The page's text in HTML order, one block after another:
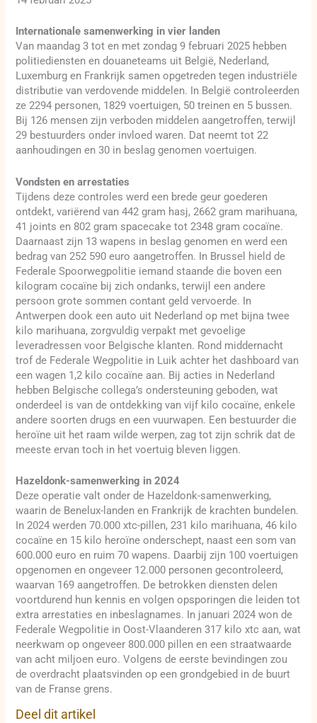
Internationale samenwerking in vier landen
Van maandag 3 tot en met zondag 9 februari 2025 hebben
politiediensten en douaneteams uit België, Nederland,
Luxemburg en Frankrijk samen opgetreden tegen industriële
distributie van verdovende middelen. In België controleerden
ze 2294 personen, 1829 voertuigen, 50 treinen en 5 bussen.
Bij 126 mensen zijn verboden middelen aangetroffen, terwijl
29 bestuurders onder invloed waren. Dat neemt tot 22
aanhoudingen en 30 in beslag genomen voertuigen.
Vondsten en arrestaties
Tijdens deze controles werd een brede geur goederen
ontdekt, variërend van 442 gram hasj, 2662 gram marihuana,
41 joints en 802 gram spacecake tot 2348 gram cocaïne.
Daarnaast zijn 13 wapens in beslag genomen en werd een
bedrag van 252 590 euro aangetroffen. In Brussel hield de
Federale Spoorwegpolitie iemand staande die boven een
kilogram cocaïne bij zich ondanks, terwijl een andere
persoon grote sommen contant geld vervoerde. In
Antwerpen dook een auto uit Nederland op met bijna twee
kilo marihuana, zorgvuldig verpakt met gevoelige
leveradressen voor Belgische klanten. Rond middernacht
trof de Federale Wegpolitie in Luik achter het dashboard van
een wagen 1,2 kilo cocaïne aan. Bij acties in Nederland
hebben Belgische collega’s ondersteuning geboden, wat
onderdeel is van de ontdekking van vijf kilo cocaïne, enkele
andere soorten drugs en een vuurwapen. Een bestuurder die
heroïne uit het raam wilde werpen, zag tot zijn schrik dat de
meeste ervan toch in het voertuig bleven liggen.
Hazeldonk-samenwerking in 2024
Deze operatie valt onder de Hazeldonk-samenwerking,
waarin de Benelux-landen en Frankrijk de krachten bundelen.
In 2024 werden 70.000 xtc-pillen, 231 kilo marihuana, 46 kilo
cocaïne en 15 kilo heroïne onderschept, naast een som van
600.000 euro en ruim 70 wapens. Daarbij zijn 100 voertuigen
opgenomen en ongeveer 12.000 personen gecontroleerd,
waarvan 169 aangetroffen. De betrokken diensten delen
voortdurend hun kennis en volgen opsporingen die leiden tot
extra arrestaties en inbeslagnames. In januari 2024 won de
Federale Wegpolitie in Oost-Vlaanderen 317 kilo xtc aan, wat
neerkwam op ongeveer 800.000 pillen en een straatwaarde
van acht miljoen euro. Volgens de eerste bevindingen zou
de overdracht plaatsvinden op een grondgebied in de buurt
van de Franse grens.
Deel dit artikel